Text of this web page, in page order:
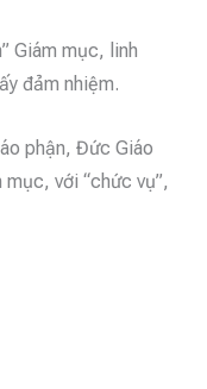
Giám mục, linh
đảm nhiệm.
phận, Đức Giáo
với “chức vụ”,